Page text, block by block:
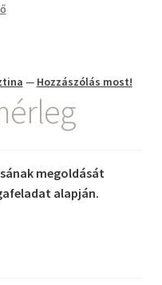
— Hozzászólás most!
megoldását
alapján.